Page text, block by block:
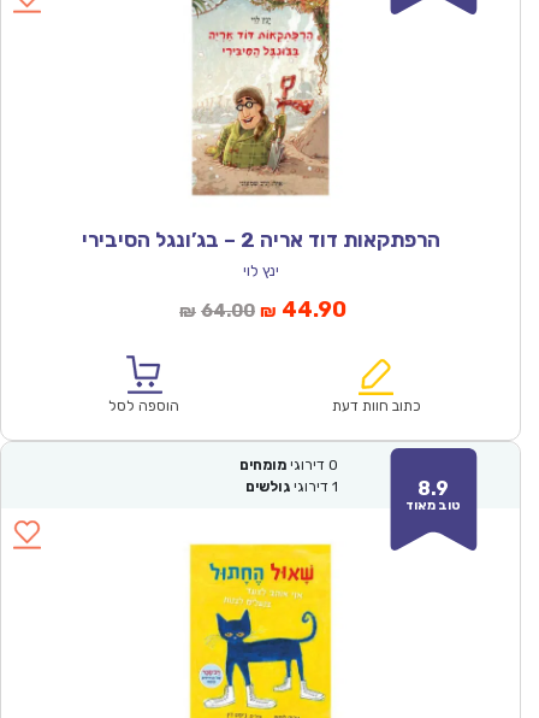
הרפתקאות דוד אריה 2 – בג’ונגל הסיבירי
ינץ לוי
₪ 64.00המחיר
₪64.00.
₪ 44.90המחיר
הוא:
כתוב חוות דעת הוספה לסל
8.9
טוב מאוד
0 דירוגי מומחים
1 דירוגי גולשים